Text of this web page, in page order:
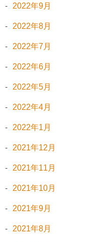
2022年9月
2022年8月
2022年7月
2022年6月
2022年5月
2022年4月
2022年1月
2021年12月
2021年11月
2021年10月
2021年9月
2021年8月